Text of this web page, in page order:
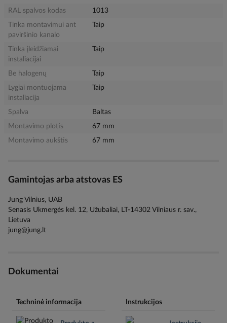
RAL spalvos kodas
1013
Tinka montavimui ant
paviršinio kanalo
Taip
Tinka įleidžiamai
instaliacijai
Taip
Be halogenų
Taip
Lygiai montuojama
instaliacija
Taip
Spalva
Baltas
Montavimo plotis
67 mm
Montavimo aukštis
67 mm
Gamintojas arba atstovas ES
Jung Vilnius, UAB
Senasis Ukmergės kel. 12, Užubaliai, LT-14302 Vilniaus r. sav.,
Lietuva
jung@jung.lt
Dokumentai
Techninė informacija Instrukcijos